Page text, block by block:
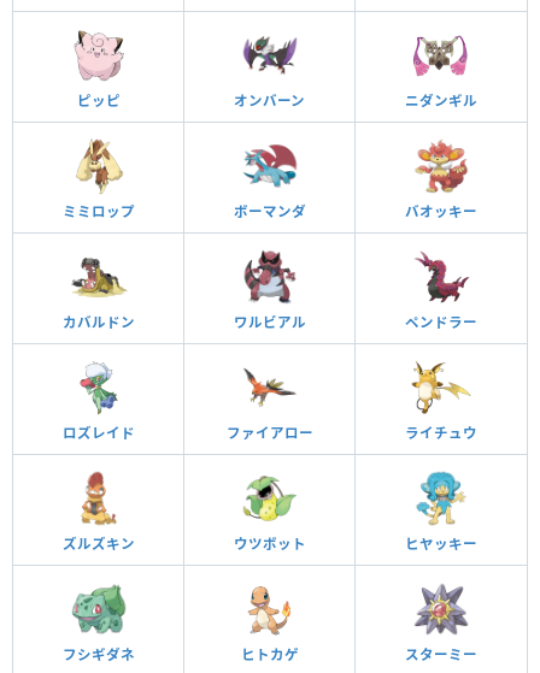
ピッピ オンバーン ニダンギル
ミミロップ ボーマンダ バオッキー
カバルドン ワルビアル ペンドラー
ロズレイド ファイアロー ライチュウ
ズルズキン ウツボット ヒヤッキー
フシギダネ ヒトカゲ スターミー